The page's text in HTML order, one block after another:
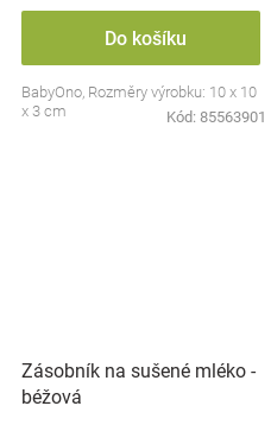
Do košíku
BabyOno, Rozměry výrobku: 10 x 10
x 3 cm
Kód: 85563901
Zásobník na sušené mléko -
béžová